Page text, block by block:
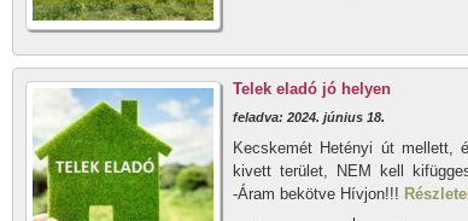
Telek eladó jó helyen
feladva: 2024. június 18.
Kecskemét Hetényi út mellett,
kivett terület, NEM kell
-Áram bekötve Hívjon!!!